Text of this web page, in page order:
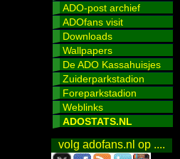
ADO-post archief
ADOfans visit
Downloads
Wallpapers
De ADO Kassahuisjes
Zuiderparkstadion
Foreparkstadion
Weblinks
ADOSTATS.NL
volg adofans.nl op ....